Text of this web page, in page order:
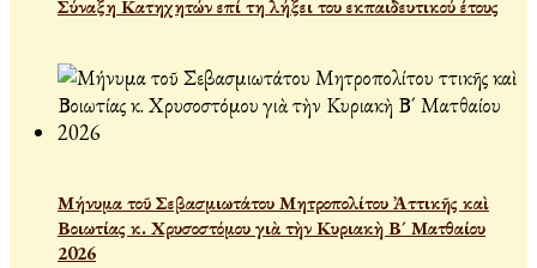
Σύναξη Κατηχητών επί τη λήξει του εκπαιδευτικού έτους
Μήνυμα τοῦ Σεβασμιωτάτου Μητροπολίτου Ἀττικῆς καὶ
Βοιωτίας κ. Χρυσοστόμου γιὰ τὴν Κυριακὴ Β´ Ματθαίου
2026